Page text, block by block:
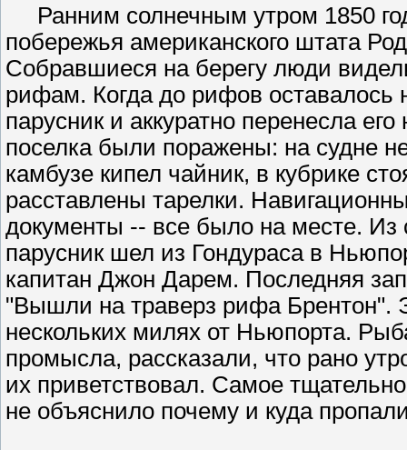
Ранним солнечным утром 1850
побережья американского штата
Собравшиеся на берегу люди
рифам. Когда до рифов оставалось
парусник и аккуратно перенесла
поселка были поражены: на судне
камбузе кипел чайник, в кубрике
расставлены тарелки.
документы -- все было на месте. Из
парусник шел из Гондураса в
капитан Джон Дарем. Последняя
"Вышли на траверз рифа Брентон".
нескольких милях от Ньюпорта.
промысла, рассказали, что рано
их приветствовал. Самое
не объяснило почему и куда